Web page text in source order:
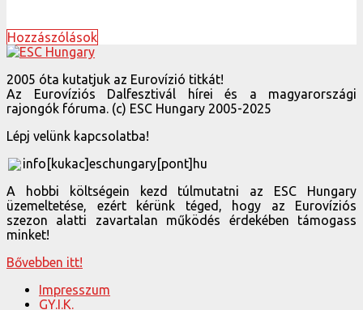
Hozzászólások
2005 óta kutatjuk az Eurovízió titkát!
Az Eurovíziós Dalfesztivál hírei és a magyarországi
rajongók fóruma. (c) ESC Hungary 2005-2025
Lépj velünk kapcsolatba!
info[kukac]eschungary[pont]hu
A hobbi költségein kezd túlmutatni az ESC Hungary
üzemeltetése, ezért kérünk téged, hogy az Eurovíziós
szezon alatti zavartalan működés érdekében támogass
minket!
Bővebben itt!
Impresszum
GY.I.K.